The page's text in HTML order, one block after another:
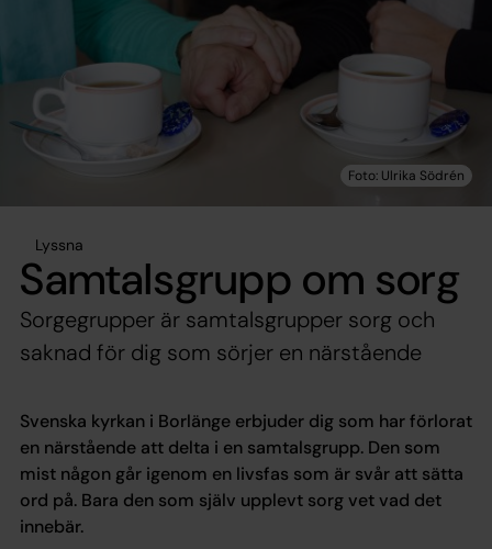
Lyssna
Samtalsgrupp om sorg
Sorgegrupper är samtalsgrupper sorg och
saknad för dig som sörjer en närstående
Svenska kyrkan i Borlänge erbjuder dig som har förlorat
en närstående att delta i en samtalsgrupp. Den som
mist någon går igenom en livsfas som är svår att sätta
ord på. Bara den som själv upplevt sorg vet vad det
innebär.